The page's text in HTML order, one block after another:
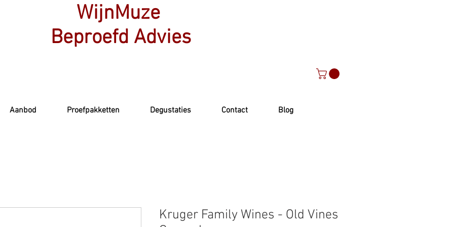
WijnMuze
Beproefd Advies
Aanbod Proefpakketten Degustaties Contact Blog
Kruger Family Wines - Old Vines